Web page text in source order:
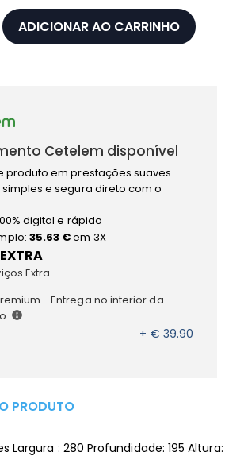
ADICIONAR AO CARRINHO
Cetelem disponível
produto em prestações suaves
e segura direto com o
digital e rápido
35.63 €em 3X
Extra
- Entrega no interior da
+ € 39.90
PRODUTO
Largura : 280 Profundidade: 195 Altura: